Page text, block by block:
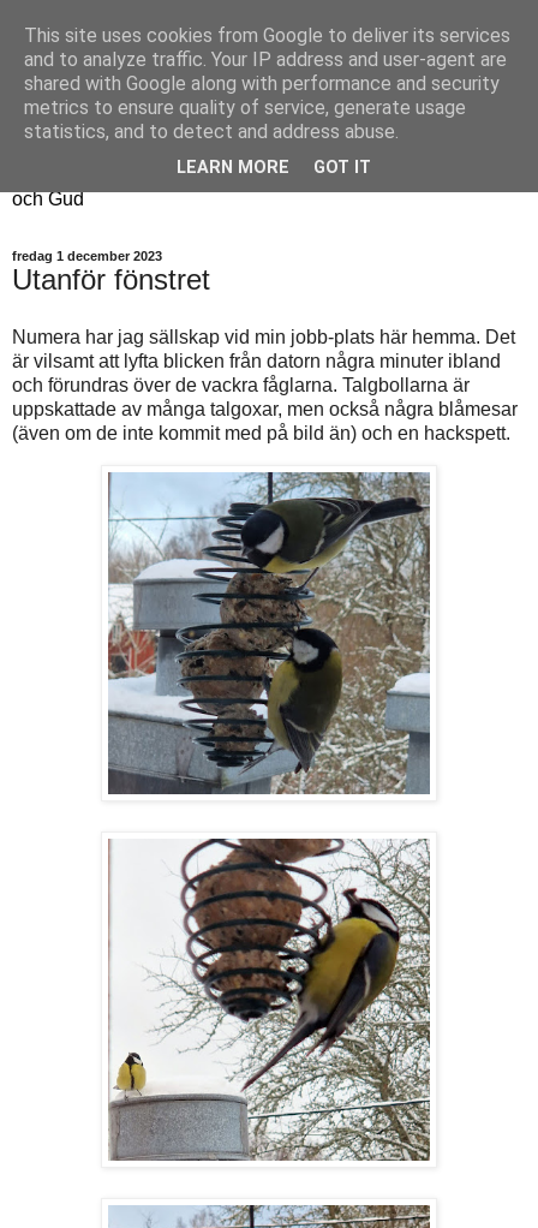
Fyren
Fyren finns för att sprida ljus i mörkret
För att påminna om guldkanterna i tillvaron
Här samsas jakt, hantverk, odling, och andra tankar om livet
och Gud
fredag 1 december 2023
Utanför fönstret
Numera har jag sällskap vid min jobb-plats här hemma. Det
är vilsamt att lyfta blicken från datorn några minuter ibland
och förundras över de vackra fåglarna. Talgbollarna är
uppskattade av många talgoxar, men också några blåmesar
(även om de inte kommit med på bild än) och en hackspett.
This site uses cookies from Google to deliver its services
and to analyze traffic. Your IP address and user-agent are
shared with Google along with performance and security
metrics to ensure quality of service, generate usage
statistics, and to detect and address abuse.
LEARN MORE GOT IT